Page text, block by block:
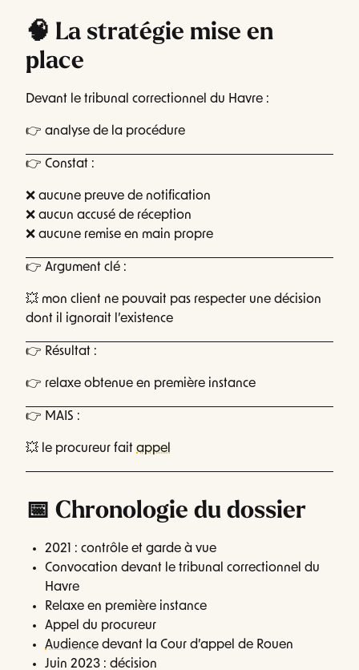
🧠 La stratégie mise en
place
Devant le tribunal correctionnel du Havre :
👉 analyse de la procédure
👉 Constat :
❌ aucune preuve de notification
❌ aucun accusé de réception
❌ aucune remise en main propre
👉 Argument clé :
💥 mon client ne pouvait pas respecter une décision
dont il ignorait l’existence
👉 Résultat :
👉 relaxe obtenue en première instance
👉 MAIS :
💥 le procureur fait appel
📅 Chronologie du dossier
2021 : contrôle et garde à vue
Convocation devant le tribunal correctionnel du
Havre
Relaxe en première instance
Appel du procureur
Audience devant la Cour d’appel de Rouen
Juin 2023 : décision